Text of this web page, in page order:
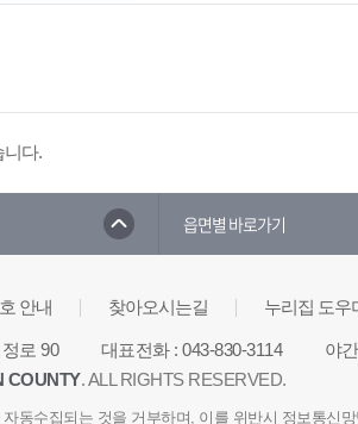
니다.
읍면별 바로가기
안내 찾아오시는길 누리집 도우
로 90 대표전화: 043-830-3114 야
COUNTY. ALL RIGHTS RESERVED.
동수집되는 것을 거부하며, 이를 위반시 정보통신